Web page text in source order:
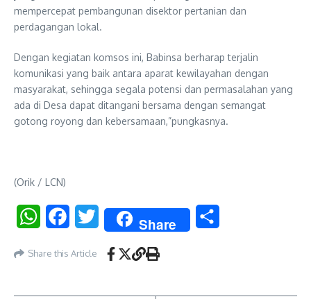
mempercepat pembangunan disektor pertanian dan
perdagangan lokal.
Dengan kegiatan komsos ini, Babinsa berharap terjalin
komunikasi yang baik antara aparat kewilayahan dengan
masyarakat, sehingga segala potensi dan permasalahan yang
ada di Desa dapat ditangani bersama dengan semangat
gotong royong dan kebersamaan,”pungkasnya.
(Orik / LCN)
WhatsAppFacebookTwitter Share
Share this Article